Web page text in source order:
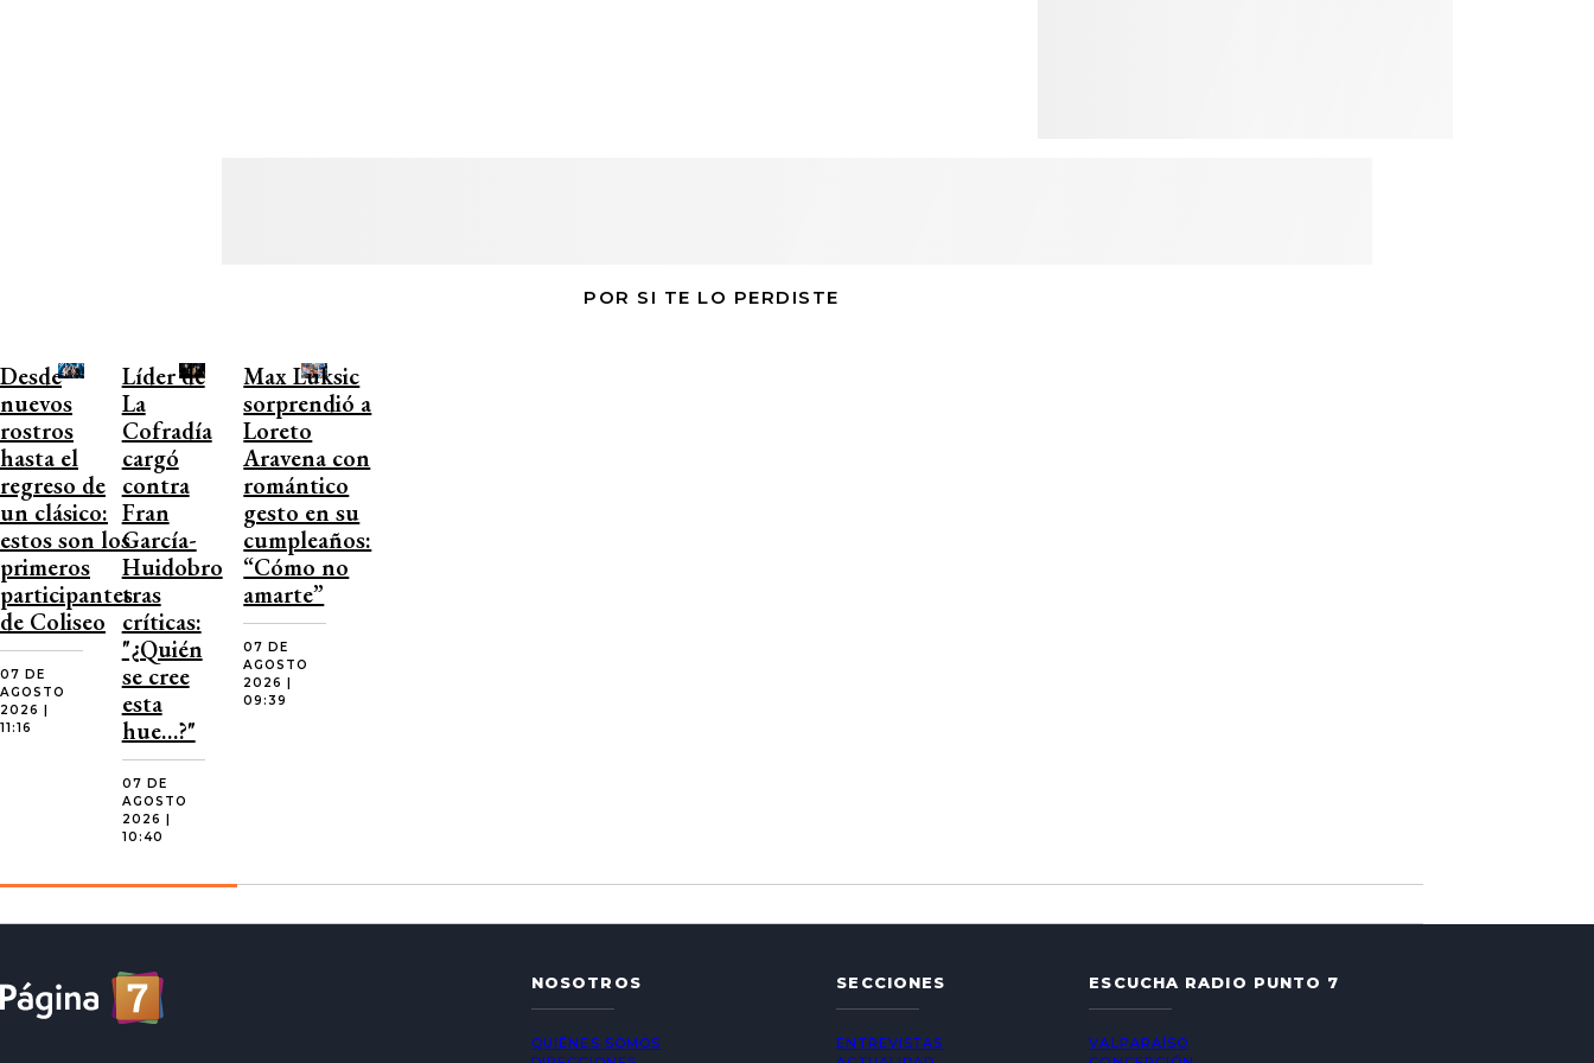
POR SI TE LO PERDISTE
Desde
nuevos
rostros
hasta el
regreso de
un clásico:
estos son los
primeros
participantes
de Coliseo
07 DE
AGOSTO
2026 |
11:16
Líder de
La
Cofradía
cargó
contra
Fran
García-
Huidobro
tras
críticas:
"¿Quién
se cree
esta
hue…?"
07 DE
AGOSTO
2026 |
10:40
Max Luksic
sorprendió a
Loreto
Aravena con
romántico
gesto en su
cumpleaños:
“Cómo no
amarte”
07 DE
AGOSTO
2026 |
09:39
NOSOTROS
QUIÉNES SOMOS
SECCIONES
ENTREVISTAS
ESCUCHA RADIO PUNTO 7
VALPARAÍSO